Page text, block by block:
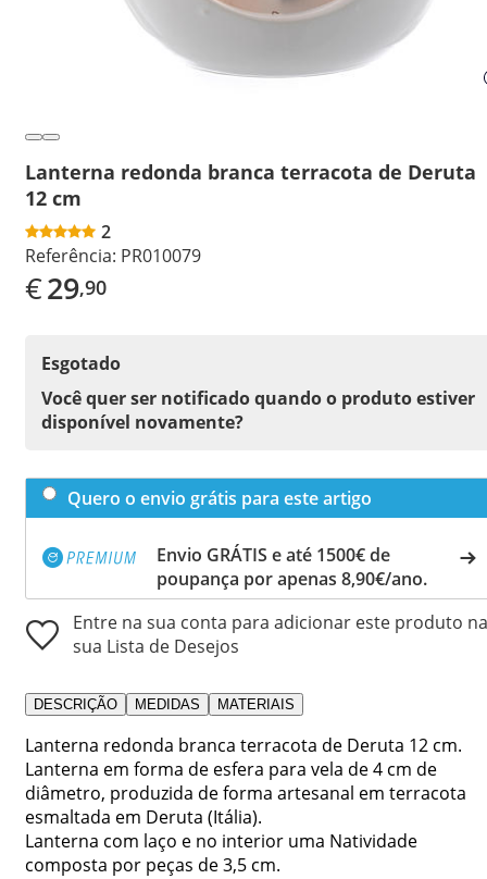
Lanterna redonda branca terracota de Deruta
12 cm
2
Referência: PR010079
€29,90
Esgotado
Você quer ser notificado quando o produto estiver
disponível novamente?
Quero o envio grátis para este artigo
Envio GRÁTIS e até 1500€ de
poupança por apenas 8,90€/ano.
Entre na sua conta para adicionar este produto na
sua Lista de Desejos
DESCRIÇÃO MEDIDAS MATERIAIS
Lanterna redonda branca terracota de Deruta 12 cm.
Lanterna em forma de esfera para vela de 4 cm de
diâmetro, produzida de forma artesanal em terracota
esmaltada em Deruta (Itália).
Lanterna com laço e no interior uma Natividade
composta por peças de 3,5 cm.